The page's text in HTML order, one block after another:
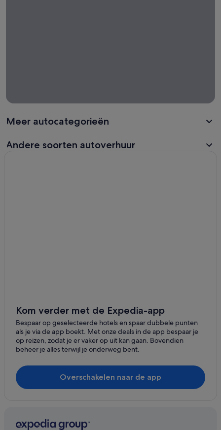
Meer autocategorieën
Andere soorten autoverhuur
Kom verder met de Expedia-app
Bespaar op geselecteerde hotels en spaar dubbele punten
als je via de app boekt. Met onze deals in de app bespaar je
op reizen, zodat je er vaker op uit kan gaan. Bovendien
beheer je alles terwijl je onderweg bent.
Overschakelen naar de app